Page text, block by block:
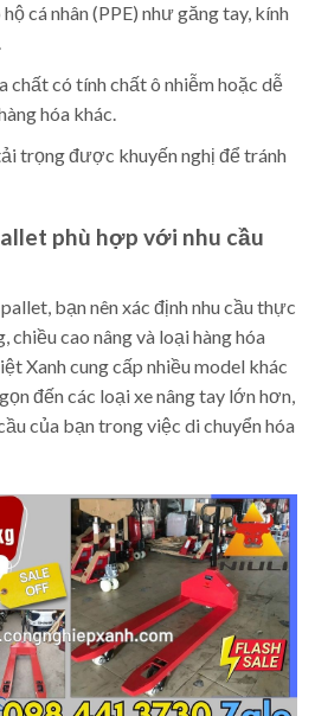
cá nhân (PPE) như găng tay, kính
chất có tính chất ô nhiễm hoặc dễ
hóa khác.
trọng được khuyến nghị để tránh
phù hợp với nhu cầu
bạn nên xác định nhu cầu thực
cao nâng và loại hàng hóa
Xanh cung cấp nhiều model khác
đến các loại xe nâng tay lớn hơn,
của bạn trong việc di chuyển hóa